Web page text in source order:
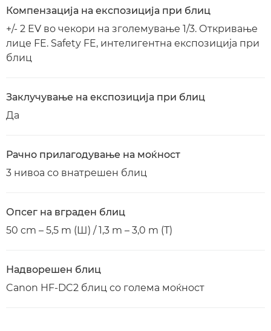
Компензација на експозиција при блиц
+/- 2 EV во чекори на зголемување 1/3. Откривање
лице FE. Safety FE, интелигентна експозиција при
блиц
Заклучување на експозиција при блиц
Да
Рачно прилагодување на моќност
3 нивоа со внатрешен блиц
Опсег на вграден блиц
50 cm – 5,5 m (Ш) / 1,3 m – 3,0 m (Т)
Надворешен блиц
Canon HF-DC2 блиц со голема моќност